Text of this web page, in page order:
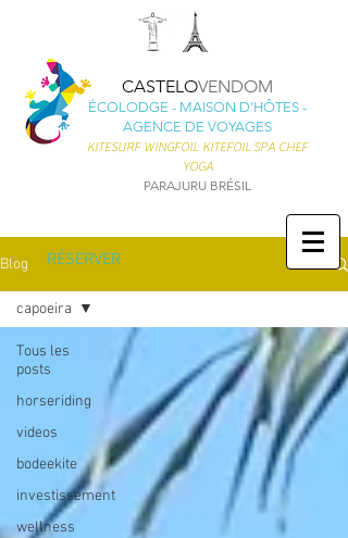
CASTELOVENDOM
ÉCOLODGE - MAISON D'HÔTES -
AGENCE DE VOYAGES
KITESURF WINGFOIL KITEFOIL SPA CHEF
YOGA
PARAJURU BRÉSIL
RÉSERVER
Blog
Tous les
posts
horseriding
videos
bodeekite
investissement
wellness
capoeira